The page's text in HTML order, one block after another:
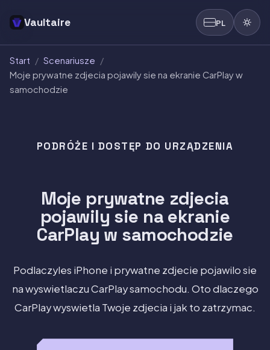
Vaultaire PL
Start / Scenariusze /
Moje prywatne zdjecia pojawily sie na ekranie CarPlay w
samochodzie
PODRÓŻE I DOSTĘP DO URZĄDZENIA
Moje prywatne zdjecia
pojawily sie na ekranie
CarPlay w samochodzie
Podlaczyles iPhone i prywatne zdjecie pojawilo sie
na wyswietlaczu CarPlay samochodu. Oto dlaczego
CarPlay wyswietla Twoje zdjecia i jak to zatrzymac.